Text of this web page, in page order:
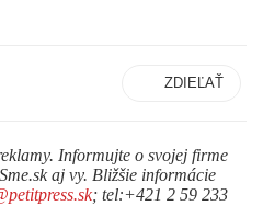
ZDIEĽAŤ
Informujte o svojej firme
aj vy. Bližšie informácie
; tel:+421 2 59 233